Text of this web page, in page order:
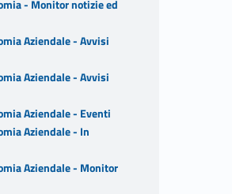
- Monitor notizie ed
Aziendale - Avvisi
Aziendale - Avvisi
Aziendale - Eventi
Aziendale - In
Aziendale - Monitor